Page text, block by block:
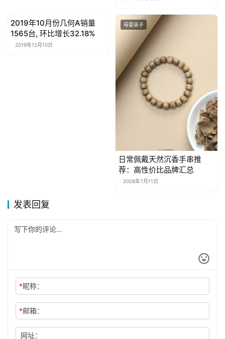
母婴亲子
2019年10月份几何A销量
1565台, 环比增长32.18%
2019年12月10日
母婴亲子
日常佩戴天然沉香手串推
荐：高性价比品牌汇总
2026年7月11日
发表回复
*昵称：
*邮箱：
网址：